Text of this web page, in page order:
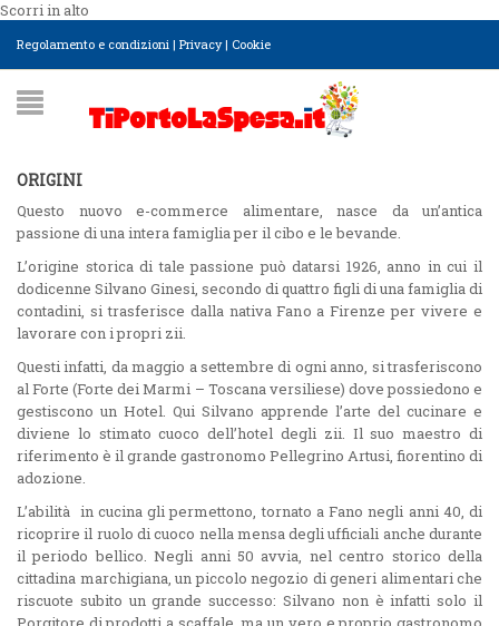
Scorri in alto
Regolamento e condizioni | Privacy| Cookie
ORIGINI
Questo nuovo e-commerce alimentare, nasce da un’antica
passione di una intera famiglia per il cibo e le bevande.
L’origine storica di tale passione può datarsi 1926, anno in cui il
dodicenne Silvano Ginesi, secondo di quattro figli di una famiglia di
contadini, si trasferisce dalla nativa Fano a Firenze per vivere e
lavorare con i propri zii.
Questi infatti, da maggio a settembre di ogni anno, si trasferiscono
al Forte (Forte dei Marmi – Toscana versiliese) dove possiedono e
gestiscono un Hotel. Qui Silvano apprende l’arte del cucinare e
diviene lo stimato cuoco dell’hotel degli zii. Il suo maestro di
riferimento è il grande gastronomo Pellegrino Artusi, fiorentino di
adozione.
L’abilità in cucina gli permettono, tornato a Fano negli anni 40, di
ricoprire il ruolo di cuoco nella mensa degli ufficiali anche durante
il periodo bellico. Negli anni 50 avvia, nel centro storico della
cittadina marchigiana, un piccolo negozio di generi alimentari che
riscuote subito un grande successo: Silvano non è infatti solo il